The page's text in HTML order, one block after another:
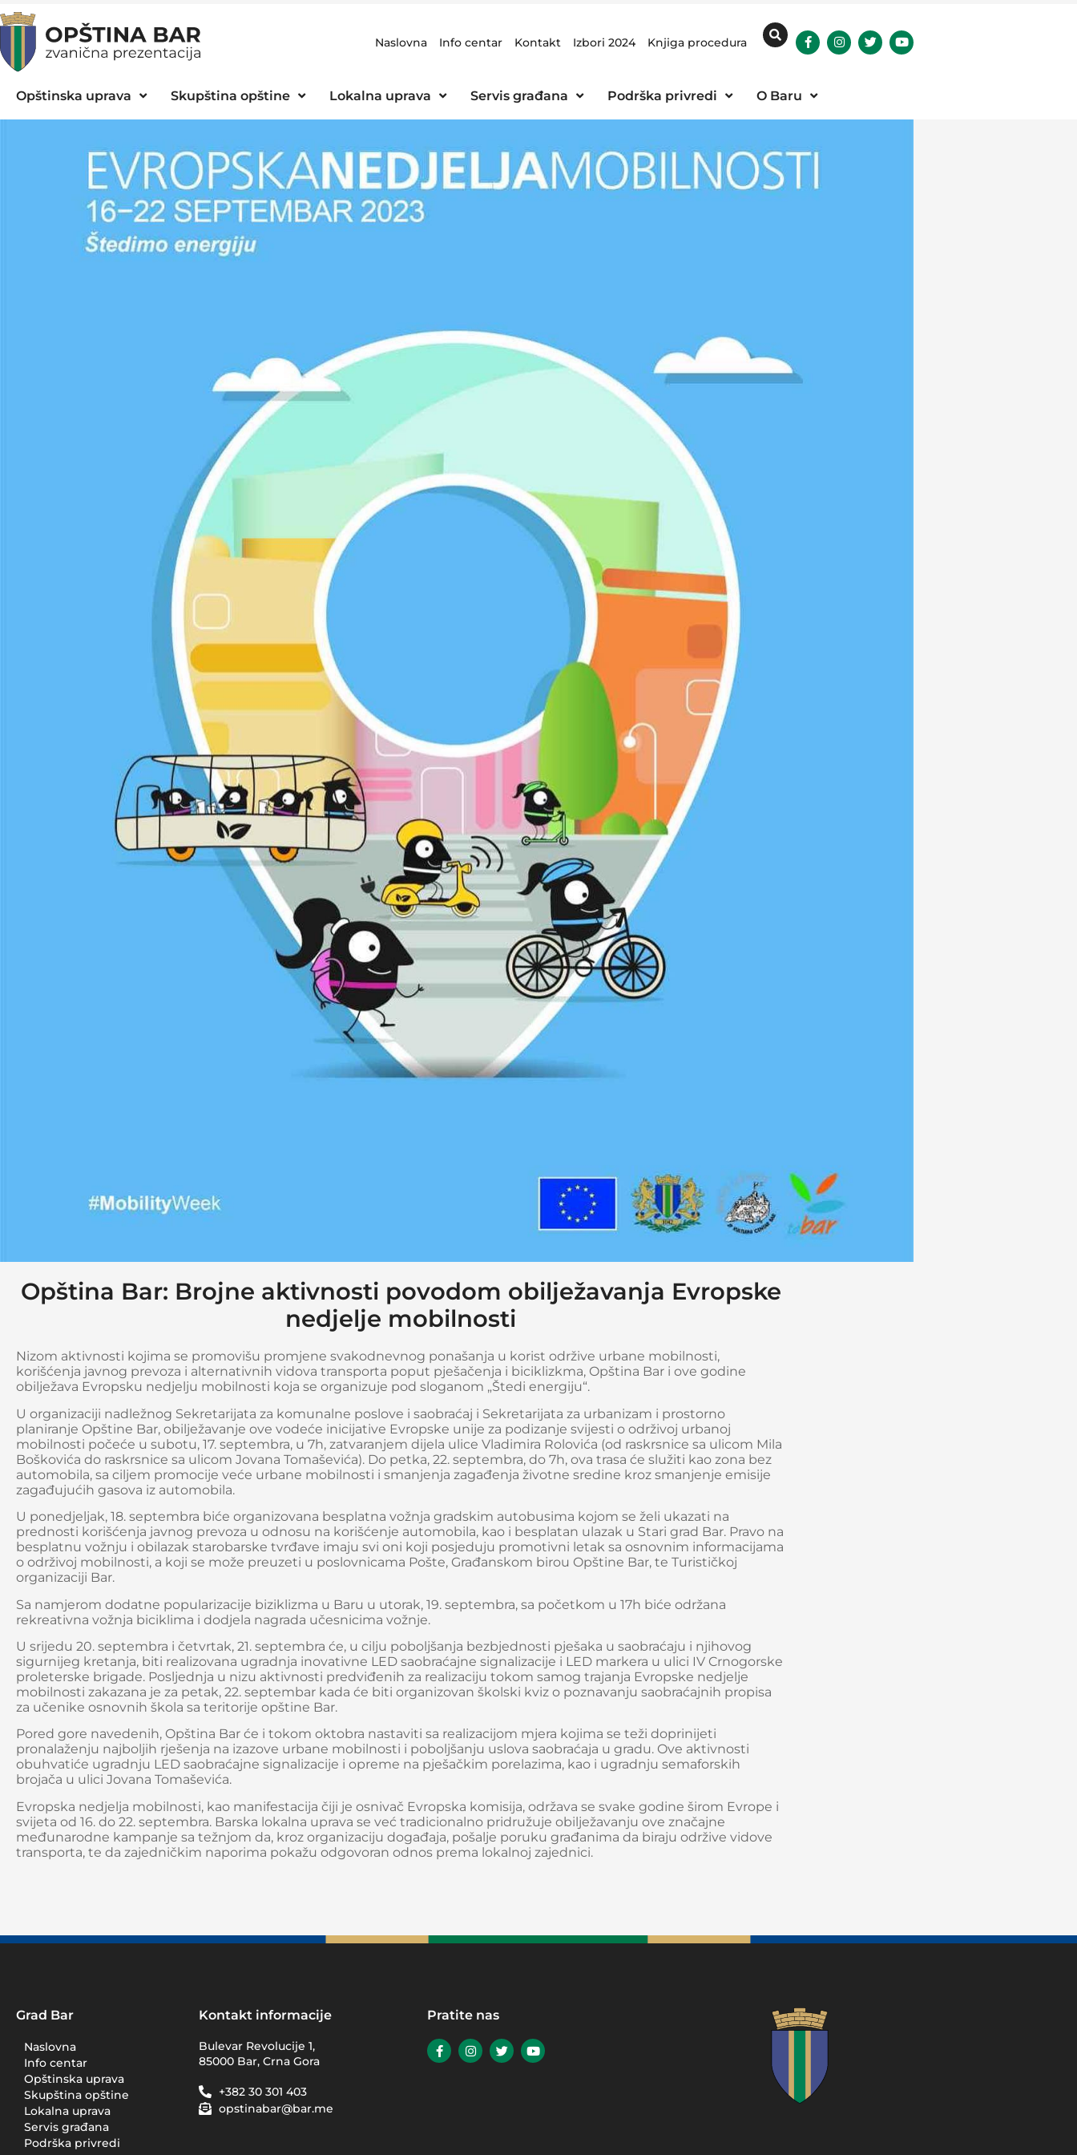
Naslovna Info centar Kontakt Izbori 2024 Knjiga procedura
Opštinska uprava Skupština opštine Lokalna uprava Servis građana Podrška privredi O Baru
Opština Bar: Brojne aktivnosti povodom obilježavanja Evropske
nedjelje mobilnosti
Nizom aktivnosti kojima se promovišu promjene svakodnevnog ponašanja u korist održive urbane mobilnosti,
korišćenja javnog prevoza i alternativnih vidova transporta poput pješačenja i biciklizkma, Opština Bar i ove godine
obilježava Evropsku nedjelju mobilnosti koja se organizuje pod sloganom „Štedi energiju“.
U organizaciji nadležnog Sekretarijata za komunalne poslove i saobraćaj i Sekretarijata za urbanizam i prostorno
planiranje Opštine Bar, obilježavanje ove vodeće inicijative Evropske unije za podizanje svijesti o održivoj urbanoj
mobilnosti počeće u subotu, 17. septembra, u 7h, zatvaranjem dijela ulice Vladimira Rolovića (od raskrsnice sa ulicom Mila
Boškovića do raskrsnice sa ulicom Jovana Tomaševića). Do petka, 22. septembra, do 7h, ova trasa će služiti kao zona bez
automobila, sa ciljem promocije veće urbane mobilnosti i smanjenja zagađenja životne sredine kroz smanjenje emisije
zagađujućih gasova iz automobila.
U ponedjeljak, 18. septembra biće organizovana besplatna vožnja gradskim autobusima kojom se želi ukazati na
prednosti korišćenja javnog prevoza u odnosu na korišćenje automobila, kao i besplatan ulazak u Stari grad Bar. Pravo na
besplatnu vožnju i obilazak starobarske tvrđave imaju svi oni koji posjeduju promotivni letak sa osnovnim informacijama
o održivoj mobilnosti, a koji se može preuzeti u poslovnicama Pošte, Građanskom birou Opštine Bar, te Turističkoj
organizaciji Bar.
Sa namjerom dodatne popularizacije biziklizma u Baru u utorak, 19. septembra, sa početkom u 17h biće održana
rekreativna vožnja biciklima i dodjela nagrada učesnicima vožnje.
U srijedu 20. septembra i četvrtak, 21. septembra će, u cilju poboljšanja bezbjednosti pješaka u saobraćaju i njihovog
sigurnijeg kretanja, biti realizovana ugradnja inovativne LED saobraćajne signalizacije i LED markera u ulici IV Crnogorske
proleterske brigade. Posljednja u nizu aktivnosti predviđenih za realizaciju tokom samog trajanja Evropske nedjelje
mobilnosti zakazana je za petak, 22. septembar kada će biti organizovan školski kviz o poznavanju saobraćajnih propisa
za učenike osnovnih škola sa teritorije opštine Bar.
Pored gore navedenih, Opština Bar će i tokom oktobra nastaviti sa realizacijom mjera kojima se teži doprinijeti
pronalaženju najboljih rješenja na izazove urbane mobilnosti i poboljšanju uslova saobraćaja u gradu. Ove aktivnosti
obuhvatiće ugradnju LED saobraćajne signalizacije i opreme na pješačkim porelazima, kao i ugradnju semaforskih
brojača u ulici Jovana Tomaševića.
Evropska nedjelja mobilnosti, kao manifestacija čiji je osnivač Evropska komisija, održava se svake godine širom Evrope i
svijeta od 16. do 22. septembra. Barska lokalna uprava se već tradicionalno pridružuje obilježavanju ove značajne
međunarodne kampanje sa težnjom da, kroz organizaciju događaja, pošalje poruku građanima da biraju održive vidove
transporta, te da zajedničkim naporima pokažu odgovoran odnos prema lokalnoj zajednici.
Grad Bar
Naslovna
Info centar
Opštinska uprava
Skupština opštine
Lokalna uprava
Servis građana
Podrška privredi
Kontakt informacije
Bulevar Revolucije 1,
85000 Bar, Crna Gora
+382 30 301 403
opstinabar@bar.me
Pratite nas